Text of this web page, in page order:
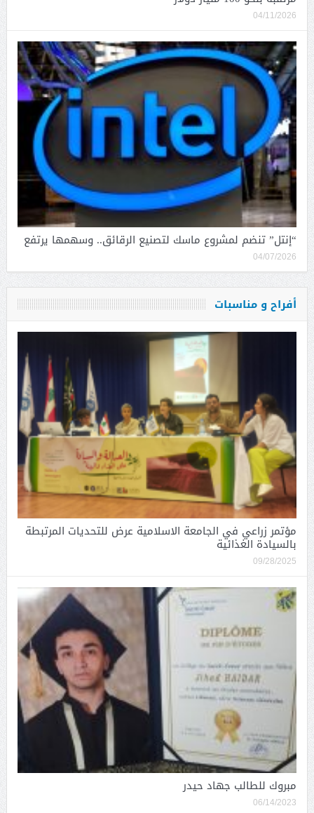
04/11/2026
“إنتل” تنضم لمشروع ماسك لتصنيع الرقائق.. وسهمها يرتفع
04/07/2026
أفراح و مناسبات
مؤتمر زراعي في الجامعة الاسلامية عرض للتحديات المرتبطة
بالسيادة الغذائية
09/28/2025
مبروك للطالب جهاد حيدر
06/14/2023